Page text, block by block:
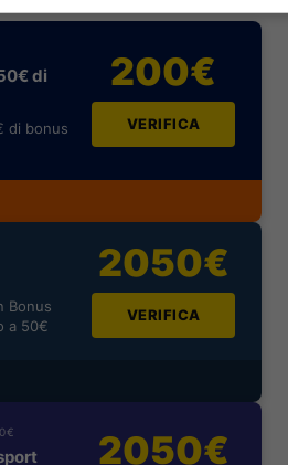
di
di bonus
200€
VERIFICA
Bonus
a 50€
2050€
VERIFICA
2050€